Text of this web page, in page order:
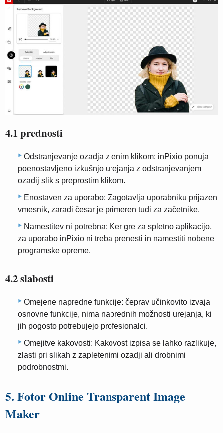
4.1 prednosti
Odstranjevanje ozadja z enim klikom: inPixio ponuja
poenostavljeno izkušnjo urejanja z odstranjevanjem
ozadij slik s preprostim klikom.
Enostaven za uporabo: Zagotavlja uporabniku prijazen
vmesnik, zaradi česar je primeren tudi za začetnike.
Namestitev ni potrebna: Ker gre za spletno aplikacijo,
za uporabo inPixio ni treba prenesti in namestiti nobene
programske opreme.
4.2 slabosti
Omejene napredne funkcije: čeprav učinkovito izvaja
osnovne funkcije, nima naprednih možnosti urejanja, ki
jih pogosto potrebujejo profesionalci.
Omejitve kakovosti: Kakovost izpisa se lahko razlikuje,
zlasti pri slikah z zapletenimi ozadji ali drobnimi
podrobnostmi.
5. Fotor Online Transparent Image
Maker